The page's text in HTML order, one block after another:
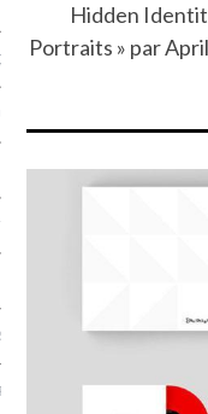
Hidden
Portraits » par